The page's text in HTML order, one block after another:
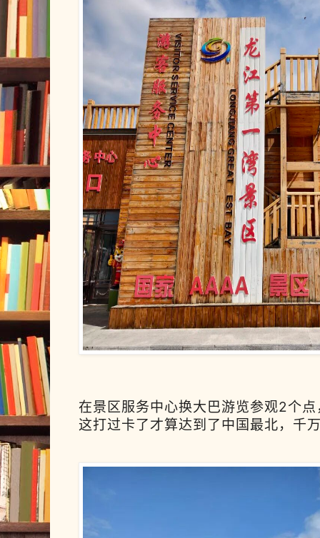
在景区服务中心换大巴游览参观2个
这打过卡了才算达到了中国最北，千